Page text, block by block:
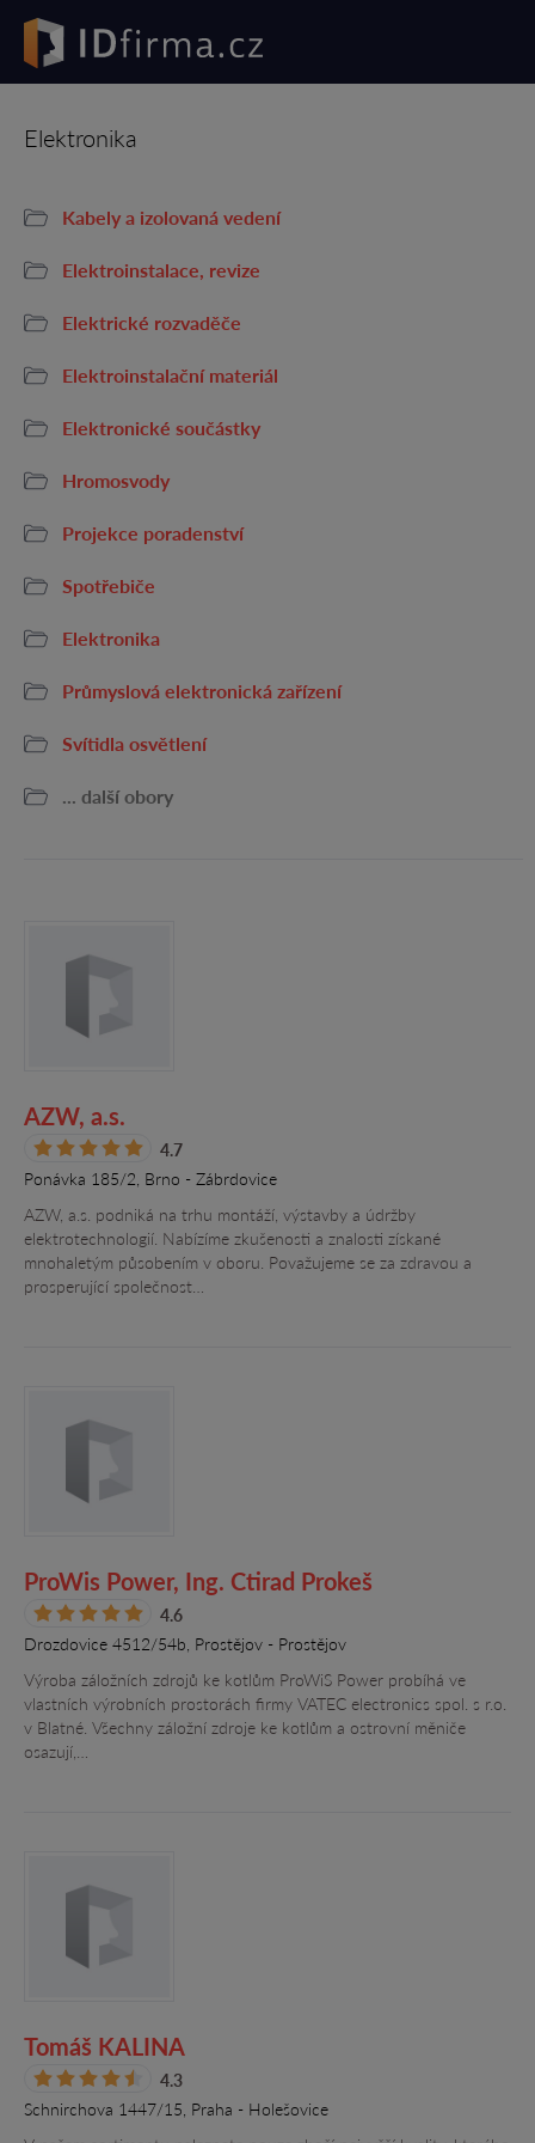
Elektronika
Kabely a izolovaná vedení
Elektroinstalace, revize
Elektrické rozvaděče
Elektroinstalační materiál
Elektronické součástky
Hromosvody
Projekce poradenství
Spotřebiče
Elektronika
Průmyslová elektronická zařízení
Svítidla osvětlení
... další obory
AZW, a.s.
4.7
Ponávka 185/2, Brno - Zábrdovice
AZW, a.s. podniká na trhu montáží, výstavby a údržby
elektrotechnologií. Nabízíme zkušenosti a znalosti získané
mnohaletým působením v oboru. Považujeme se za zdravou a
prosperující společnost…
ProWis Power, Ing. Ctirad Prokeš
4.6
Drozdovice 4512/54b, Prostějov - Prostějov
Výroba záložních zdrojů ke kotlům ProWiS Power probíhá ve
vlastních výrobních prostorách firmy VATEC electronics spol. s r.o.
v Blatné. Všechny záložní zdroje ke kotlům a ostrovní měniče
osazují,…
Tomáš KALINA
4.3
Schnirchova 1447/15, Praha - Holešovice